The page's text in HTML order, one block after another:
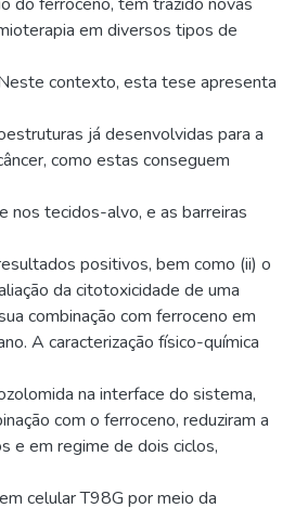
em diversos tipos de
contexto, esta tese apresenta
já desenvolvidas para a
como estas conseguem
nos tecidos-alvo, e as barreiras
positivos, bem como (ii) o
da citotoxicidade de uma
combinação com ferroceno em
A caracterização físico-química
na interface do sistema,
com o ferroceno, reduziram a
e em regime de dois ciclos,
celular T98G por meio da